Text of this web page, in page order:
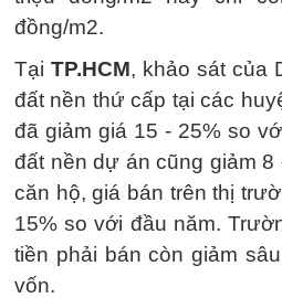
đồng/m2.
Tại TP.HCM, khảo sát của
đất nền thứ cấp tại các
đã giảm giá 15 - 25% so
đất nền dự án cũng giảm
căn hộ, giá bán trên thị
15% so với đầu năm.
tiền phải bán còn giảm
vốn.